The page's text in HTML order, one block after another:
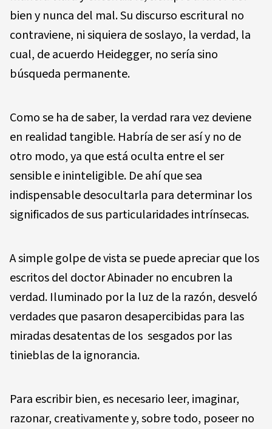
bien y nunca del mal. Su discurso escritural no
contraviene, ni siquiera de soslayo, la verdad, la
cual, de acuerdo Heidegger, no sería sino
búsqueda permanente.
Como se ha de saber, la verdad rara vez deviene
en realidad tangible. Habría de ser así y no de
otro modo, ya que está oculta entre el ser
sensible e ininteligible. De ahí que sea
indispensable desocultarla para determinar los
significados de sus particularidades intrínsecas.
A simple golpe de vista se puede apreciar que los
escritos del doctor Abinader no encubren la
verdad. Iluminado por la luz de la razón, desveló
verdades que pasaron desapercibidas para las
miradas desatentas de los sesgados por las
tinieblas de la ignorancia.
Para escribir bien, es necesario leer, imaginar,
razonar, creativamente y, sobre todo, poseer no